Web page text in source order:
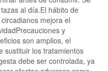
al día.El hábito de
mejora el
y
son amplios, el
sustituir los tratamientos
debe ser controlada, ya